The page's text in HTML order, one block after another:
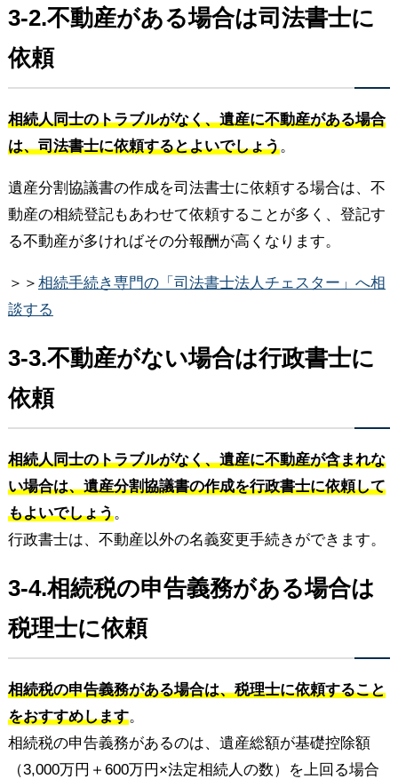
3-2.不動産がある場合は司法書士に
依頼
相続人同士のトラブルがなく、遺産に不動産がある場合
は、司法書士に依頼するとよいでしょう。
遺産分割協議書の作成を司法書士に依頼する場合は、不
動産の相続登記もあわせて依頼することが多く、登記す
る不動産が多ければその分報酬が高くなります。
＞＞ 相続手続き専門の「司法書士法人チェスター」へ相
談する
3-3.不動産がない場合は行政書士に
依頼
相続人同士のトラブルがなく、遺産に不動産が含まれな
い場合は、遺産分割協議書の作成を行政書士に依頼して
もよいでしょう。
行政書士は、不動産以外の名義変更手続きができます。
3-4.相続税の申告義務がある場合は
税理士に依頼
相続税の申告義務がある場合は、税理士に依頼すること
をおすすめします。
相続税の申告義務があるのは、遺産総額が基礎控除額
（3,000万円＋600万円×法定相続人の数）を上回る場合